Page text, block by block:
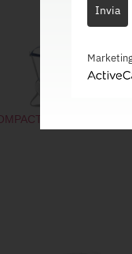
MASK 5430
Invia